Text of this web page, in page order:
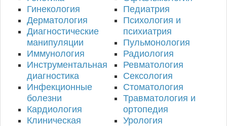
Гинекология
Дерматология
Диагностические
манипуляции
Иммунология
Инструментальная
диагностика
Инфекционные
болезни
Кардиология
Клиническая
Педиатрия
Психология и
психиатрия
Пульмонология
Радиология
Ревматология
Сексология
Стоматология
Травматология и
ортопедия
Урология